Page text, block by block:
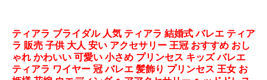
ティアラ ブライダル 人気 ティアラ 結婚式 バレエ ティア
ラ 販売 子供 大人 安い アクセサリー 王冠 おすすめ おし
ゃれ かわいい 可愛い 小さめ プリンセス キッズ バレエ
ティアラ ワイヤー 冠 バレエ 髪飾り プリンセス 王女 お